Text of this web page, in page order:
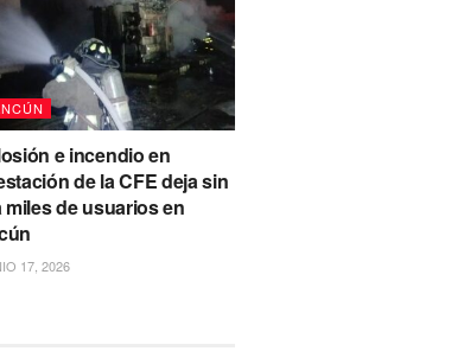
e incendio en
de la CFE deja sin
miles de usuarios en
17, 2026